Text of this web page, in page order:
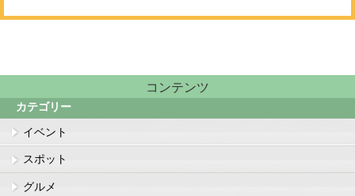
コンテンツ
カテゴリー
イベント
スポット
グルメ